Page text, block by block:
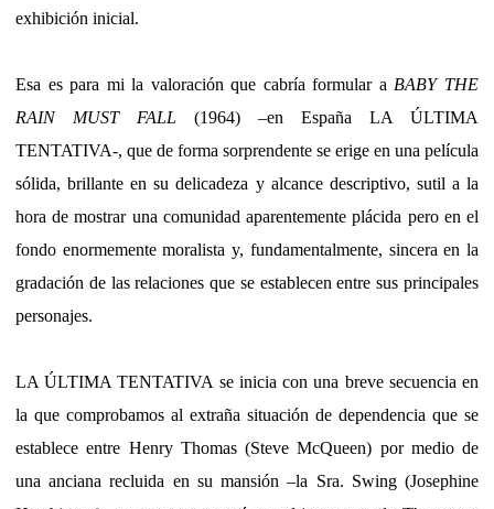
exhibición inicial.
Esa es para mi la valoración que cabría formular a BABY THE
RAIN MUST FALL (1964) –en España LA ÚLTIMA
TENTATIVA-, que de forma sorprendente se erige en una película
sólida, brillante en su delicadeza y alcance descriptivo, sutil a la
hora de mostrar una comunidad aparentemente plácida pero en el
fondo enormemente moralista y, fundamentalmente, sincera en la
gradación de las relaciones que se establecen entre sus principales
personajes.
LA ÚLTIMA TENTATIVA se inicia con una breve secuencia en
la que comprobamos al extraña situación de dependencia que se
establece entre Henry Thomas (Steve McQueen) por medio de
una anciana recluida en su mansión –la Sra. Swing (Josephine